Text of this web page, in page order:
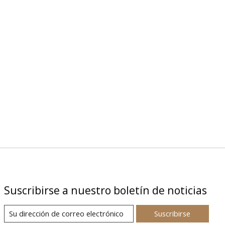
Suscribirse a nuestro boletín de noticias
Suscribirse